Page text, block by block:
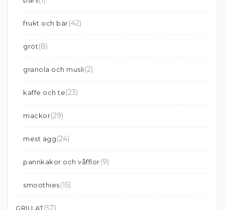
frukt och bär(42)
gröt(8)
granola och musli(2)
kaffe och te(23)
mackor(29)
mest ägg(24)
pannkakor och våfflor(9)
smoothies(15)
GRILLAT(57)